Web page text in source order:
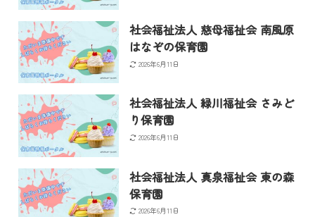
社会福祉法人 慈母福祉会 南風原
はなぞの保育園
2026年6月11日
社会福祉法人 緑川福祉会 さみど
り保育園
2026年6月11日
社会福祉法人 真泉福祉会 東の森
保育園
2026年6月11日